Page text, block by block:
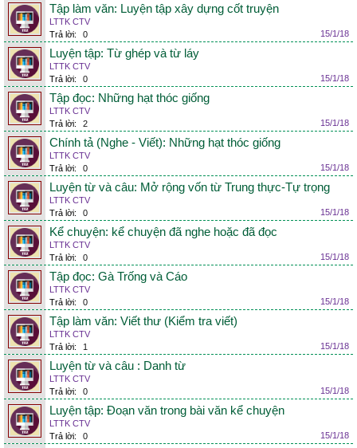
Tập làm văn: Luyện tập xây dựng cốt truyện
LTTK CTV
Trả lời:
0 15/1/18
Luyện tập: Từ ghép và từ láy
LTTK CTV
Trả lời:
0 15/1/18
Tập đọc: Những hạt thóc giống
LTTK CTV
Trả lời:
2 15/1/18
Chính tả (Nghe - Viết): Những hạt thóc giống
LTTK CTV
Trả lời:
0 15/1/18
Luyện từ và câu: Mở rộng vốn từ Trung thực-Tự trọng
LTTK CTV
Trả lời:
0 15/1/18
Kể chuyện: kể chuyện đã nghe hoặc đã đọc
LTTK CTV
Trả lời:
0 15/1/18
Tập đọc: Gà Trống và Cáo
LTTK CTV
Trả lời:
0 15/1/18
Tập làm văn: Viết thư (Kiểm tra viết)
LTTK CTV
Trả lời:
1 15/1/18
Luyện từ và câu : Danh từ
LTTK CTV
Trả lời:
0 15/1/18
Luyện tập: Đoạn văn trong bài văn kể chuyện
LTTK CTV
Trả lời:
0 15/1/18